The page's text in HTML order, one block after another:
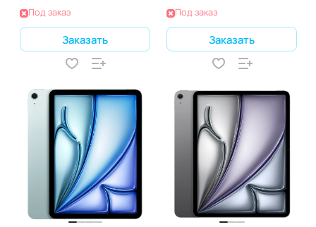
Под заказ
Заказать
Под заказ
Заказать